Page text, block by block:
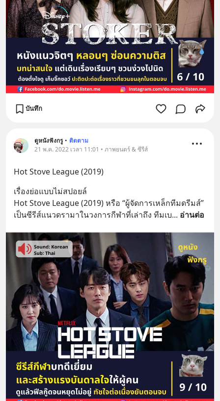
บันทึก
ดูหนังฟังกรู • ติดตาม
21 พ.ค. 2022 เวลา 11:01 • ภาพยนตร์ & ซีรีส์
Hot Stove League (2019)
เรื่องย่อแบบไม่สปอยล์
Hot Stove League (2019) หรือ “ผู้จัดการเหล็กทีมดรีมส์”
เป็นซีรีส์แนวดรามาในวงการกีฬาที่เล่าถึง ทีมเบ... อ่านต่อ